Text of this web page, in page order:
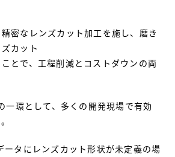
精密なレンズカット加工を施し、磨き
カット
とで、工程削減とコストダウンの両
一環として、多くの開発現場で有効
ータにレンズカット形状が未定義の場